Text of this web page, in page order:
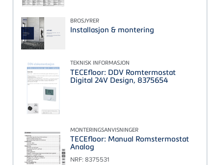
BROSJYRER
Installasjon & montering
TEKNISK INFORMASJON
TECEfloor: DDV Romtermostat
Digital 24V Design, 8375654
MONTERINGSANVISNINGER
TECEfloor: Manual Romstermostat
Analog
NRF: 8375531